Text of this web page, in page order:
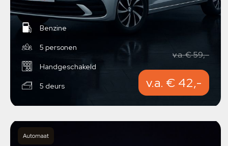
Benzine
5 personen
Handgeschakeld
5 deurs
v.a. € 59,-
v.a. € 42,-
Automaat